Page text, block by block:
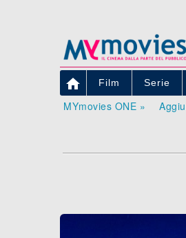
 Film Serie
MYmovies ONE »